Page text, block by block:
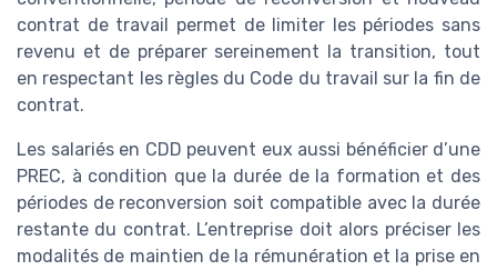
contrat de travail permet de limiter les périodes sans
revenu et de préparer sereinement la transition, tout
en respectant les règles du Code du travail sur la fin de
contrat.
Les salariés en CDD peuvent eux aussi bénéficier d’une
PREC, à condition que la durée de la formation et des
périodes de reconversion soit compatible avec la durée
restante du contrat. L’entreprise doit alors préciser les
modalités de maintien de la rémunération et la prise en